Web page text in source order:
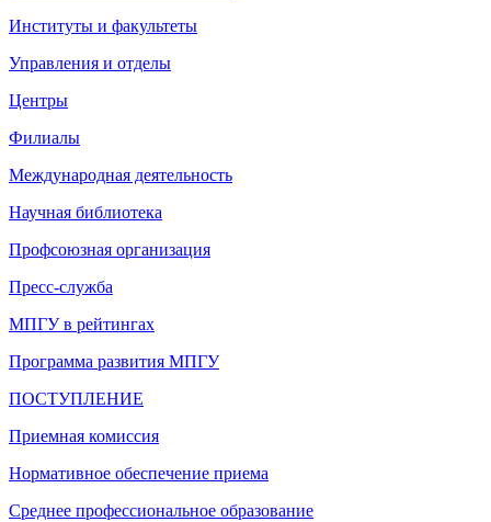
Институты и факультеты
Управления и отделы
Центры
Филиалы
Международная деятельность
Научная библиотека
Профсоюзная организация
Пресс-служба
МПГУ в рейтингах
Программа развития МПГУ
ПОСТУПЛЕНИЕ
Приемная комиссия
Нормативное обеспечение приема
Среднее профессиональное образование